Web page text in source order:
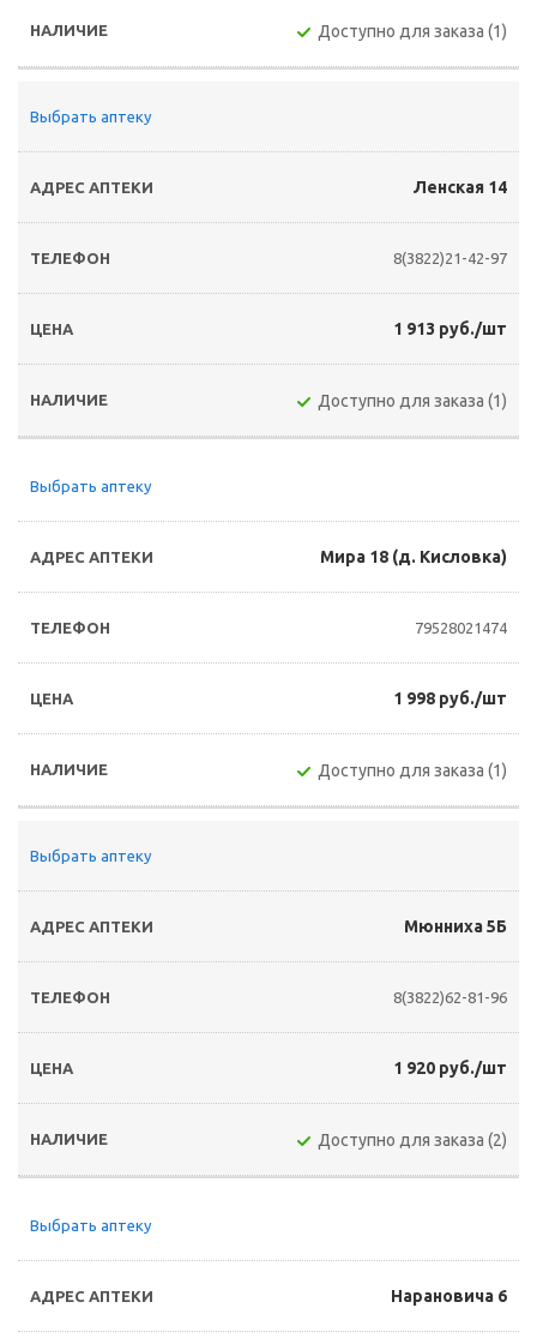
Доступно для заказа (1)
Выбрать аптеку
Ленская 14
8(3822)21-42-97
1 913 руб./шт
Доступно для заказа (1)
Выбрать аптеку
Мира 18 (д. Кисловка)
79528021474
1 998 руб./шт
Доступно для заказа (1)
Выбрать аптеку
Мюнниха 5Б
8(3822)62-81-96
1 920 руб./шт
Доступно для заказа (2)
Выбрать аптеку
Нарановича 6